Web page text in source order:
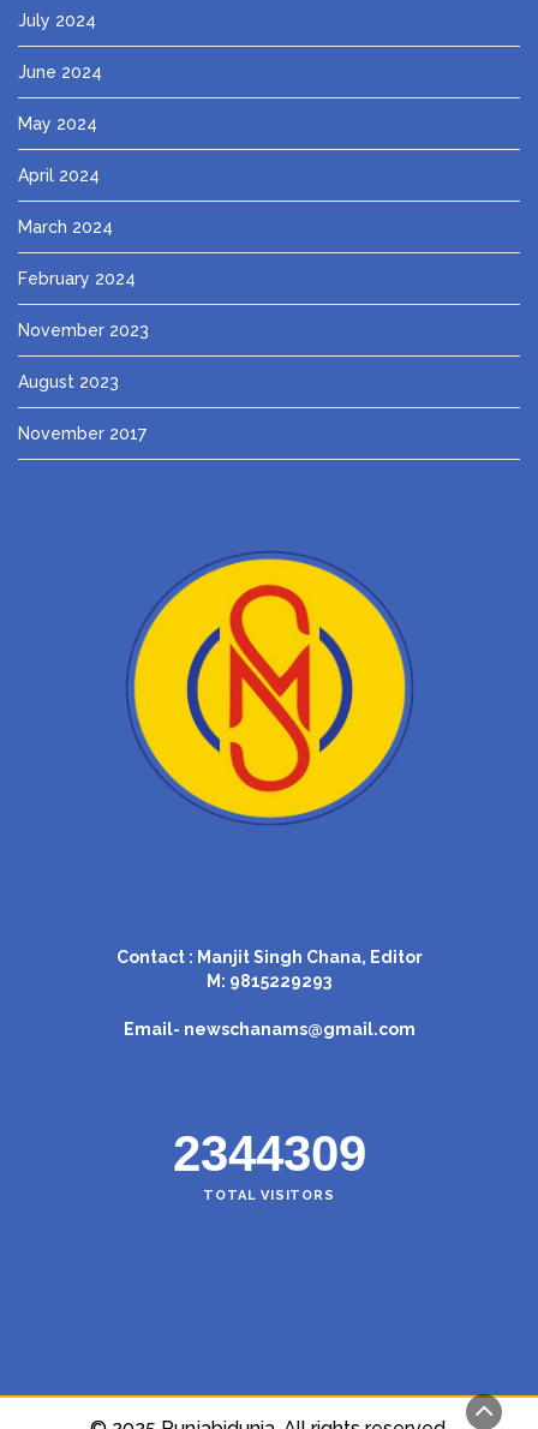
July 2024
June 2024
May 2024
April 2024
March 2024
February 2024
November 2023
August 2023
November 2017
Contact : Manjit Singh Chana, Editor
M: 9815229293
Email- newschanams@gmail.com
2344309
TOTAL VISITORS